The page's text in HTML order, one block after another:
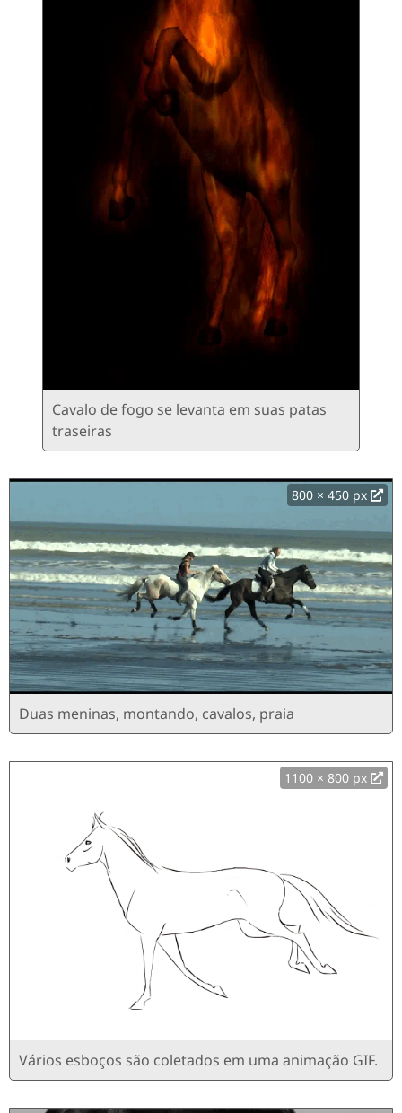
Cavalo de fogo se levanta em suas patas
traseiras
800 × 450 px
Duas meninas, montando, cavalos, praia
1100 × 800 px
Vários esboços são coletados em uma animação GIF.